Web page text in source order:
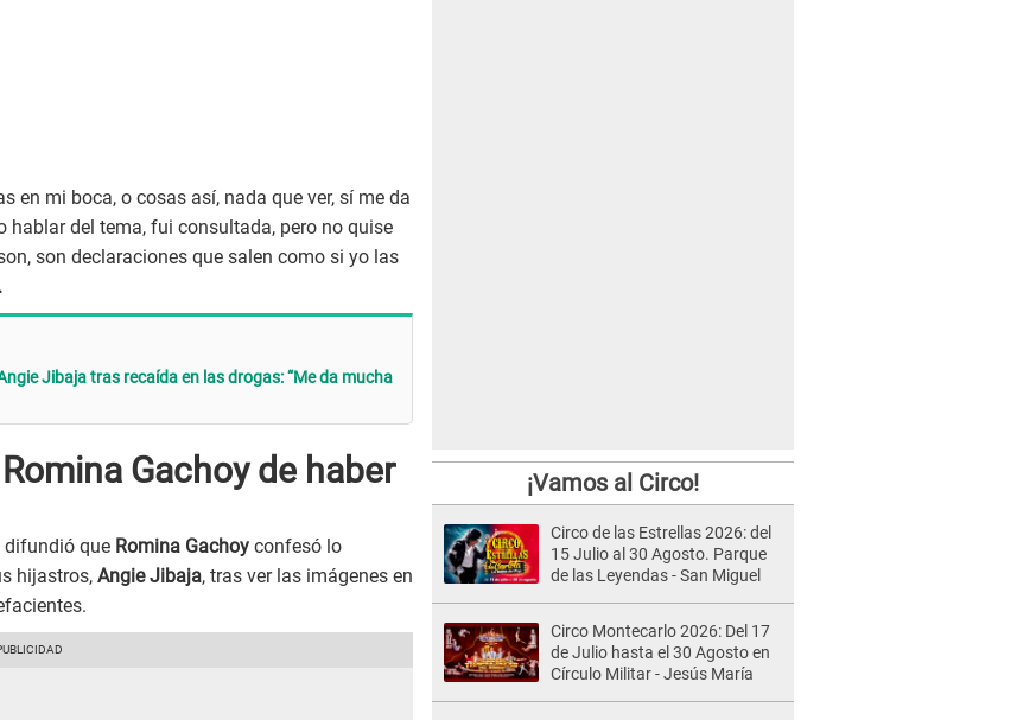
en mi boca, o cosas así, nada que ver, sí me da
hablar del tema, fui consultada, pero no quise
son declaraciones que salen como si yo las
Jibaja tras recaída en las drogas: “Me da mucha
Gachoy de haber
difundió que Romina Gachoy confesó lo
hijastros, Angie Jibaja, tras ver las imágenes en
¡Vamos al Circo!
Circo de las Estrellas 2026: del
15 Julio al 30 Agosto. Parque
de las Leyendas - San Miguel
Circo Montecarlo 2026: Del 17
de Julio hasta el 30 Agosto en
Círculo Militar - Jesús María